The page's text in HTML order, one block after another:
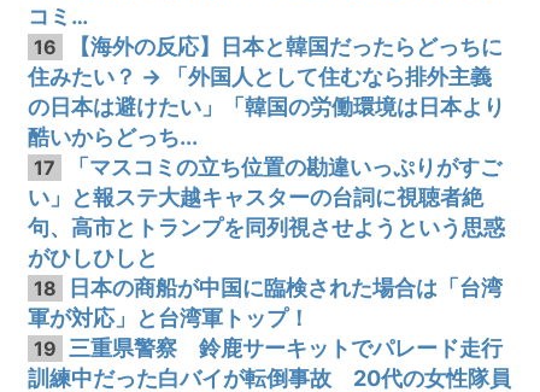
コミ…
16
【海外の反応】日本と韓国だったらどっちに
住みたい？ → 「外国人として住むなら排外主義
の日本は避けたい」「韓国の労働環境は日本より
酷いからどっち...
17
「マスコミの立ち位置の勘違いっぷりがすご
い」と報ステ大越キャスターの台詞に視聴者絶
句、高市とトランプを同列視させようという思惑
がひしひしと
18
日本の商船が中国に臨検された場合は「台湾
軍が対応」と台湾軍トップ！
19 三重県警察 鈴鹿サーキットでパレード走行
訓練中だった白バイが転倒事故 20代の女性隊員